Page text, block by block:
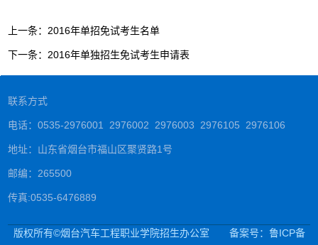
上一条： 2016年单招免试考生名单
下一条： 2016年单独招生免试考生申请表
联系方式
电话：0535-2976001 2976002 2976003 2976105 2976106
地址：山东省烟台市福山区聚贤路1号
邮编：265500
传真:0535-6476889
版权所有©烟台汽车工程职业学院招生办公室 备案号：鲁ICP备